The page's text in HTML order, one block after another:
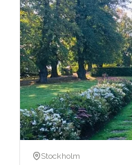
Stockholm